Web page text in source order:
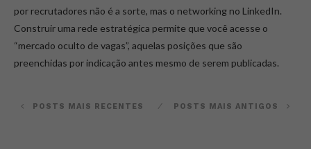
por recrutadores não é a sorte, mas o networking no LinkedIn.
Construir uma rede estratégica permite que você acesse o
“mercado oculto de vagas”, aquelas posições que são
preenchidas por indicação antes mesmo de serem publicadas.
POSTS MAIS RECENTES POSTS MAIS ANTIGOS